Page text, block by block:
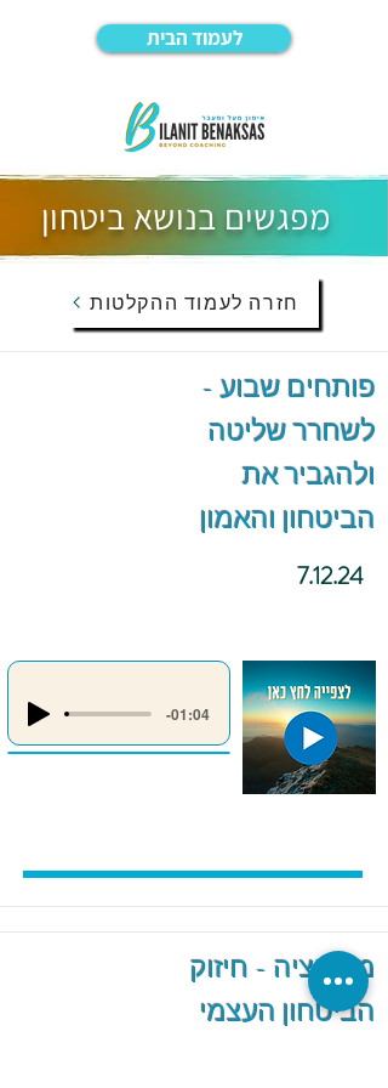
לעמוד הבית
חזרה לעמוד ההקלטות
פותחים שבוע -
לשחרר שליטה
ולהגביר את
הביטחון והאמון
7.12.24
-01:04
מדיטציה - חיזוק
הביטחון העצמי